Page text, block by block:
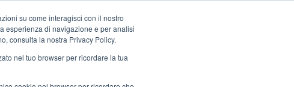
su come interagisci con il nostro
esperienza di navigazione e per analisi
consulta la nostra Privacy Policy.
nel tuo browser per ricordare la tua
User
Anonymous
Accedi / Registrati
Seleziona Prodotti